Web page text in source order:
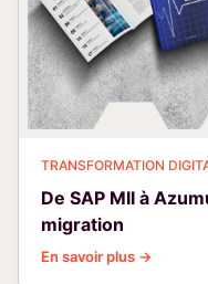
TRANSFORMATION
De SAP MII à
migration
En savoir plus →